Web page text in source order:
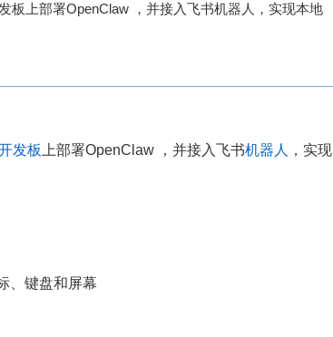
板上部署OpenClaw ，并接入飞书机器人，实现本地
发板 上部署OpenClaw ，并接入飞书机器人
，实现
、键盘和屏幕